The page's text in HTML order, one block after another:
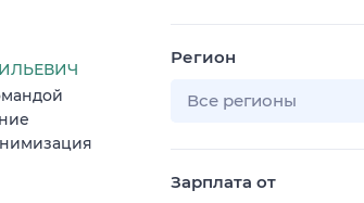
Регион
Все регионы
Зарплата от